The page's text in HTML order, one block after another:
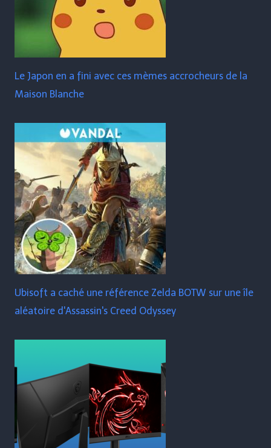
Le Japon en a fini avec ces mèmes accrocheurs de la
Maison Blanche
Ubisoft a caché une référence Zelda BOTW sur une île
aléatoire d'Assassin's Creed Odyssey